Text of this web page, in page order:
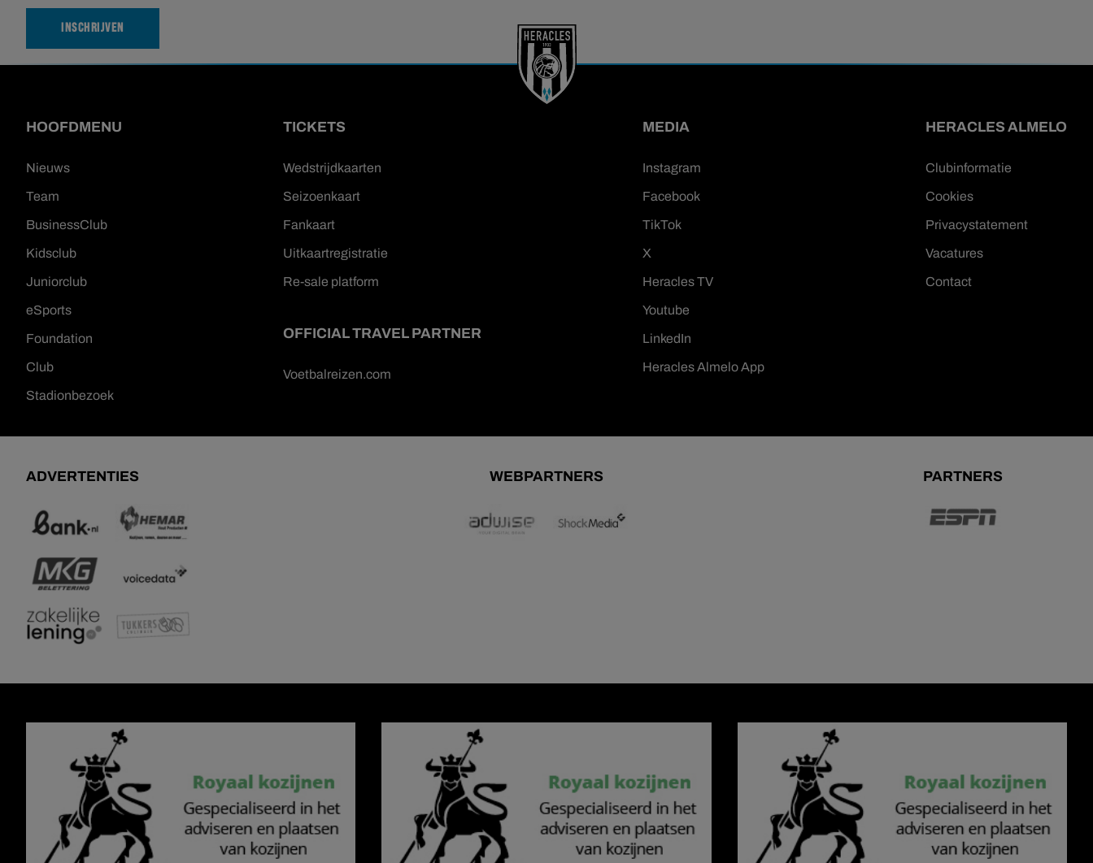
INSCHRIJVEN
HOOFDMENU
Nieuws
Team
BusinessClub
Kidsclub
Juniorclub
eSports
Foundation
Club
Stadionbezoek
TICKETS
Wedstrijdkaarten
Seizoenkaart
Fankaart
Uitkaartregistratie
Re-sale platform
OFFICIAL TRAVEL PARTNER
Voetbalreizen.com
MEDIA
Instagram
Facebook
TikTok
X
Heracles TV
Youtube
LinkedIn
Heracles Almelo App
HERACLES ALMELO
Clubinformatie
Cookies
Privacystatement
Vacatures
Contact
ADVERTENTIES WEBPARTNERS PARTNERS